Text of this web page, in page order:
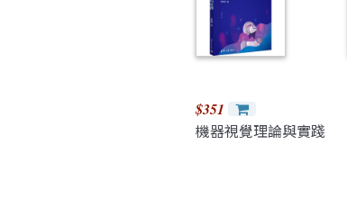
$351
機器視覺理論與實踐